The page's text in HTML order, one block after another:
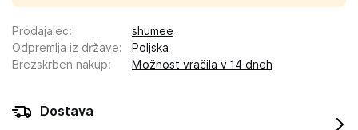
Prodajalec:
shumee
Odpremlja iz države:
Poljska
Brezskrben nakup: Možnost vračila v 14 dneh
Dostava